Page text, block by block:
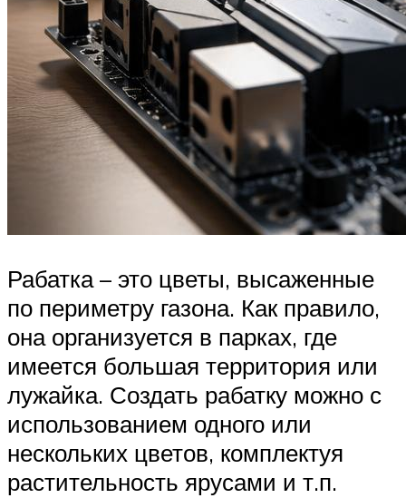
Рабатка – это цветы, высаженные
по периметру газона. Как правило,
она организуется в парках, где
имеется большая территория или
лужайка. Создать рабатку можно с
использованием одного или
нескольких цветов, комплектуя
растительность ярусами и т.п.